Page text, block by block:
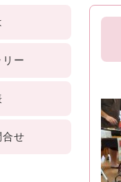
リー
合せ